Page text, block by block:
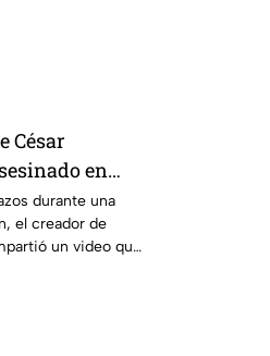
César
en
fresita"
durante una
el creador de
un video que